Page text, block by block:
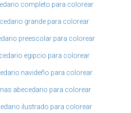
completo para colorear
grande para colorear
preescolar para colorear
egipcio para colorear
navideño para colorear
abecedario para colorear
ilustrado para colorear